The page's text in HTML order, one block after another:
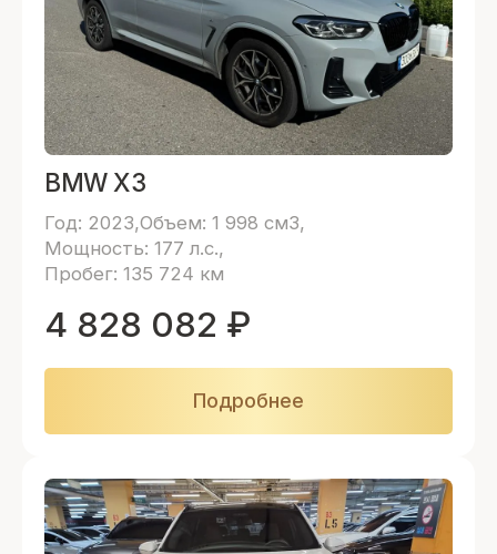
BMW X3
Год: 2023 Объем: 1 998 см3
Мощность: 177 л.с.
Пробег: 135 724 км
4 828 082 ₽
Подробнее